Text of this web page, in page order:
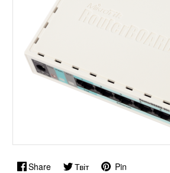
Share Твіт Pin